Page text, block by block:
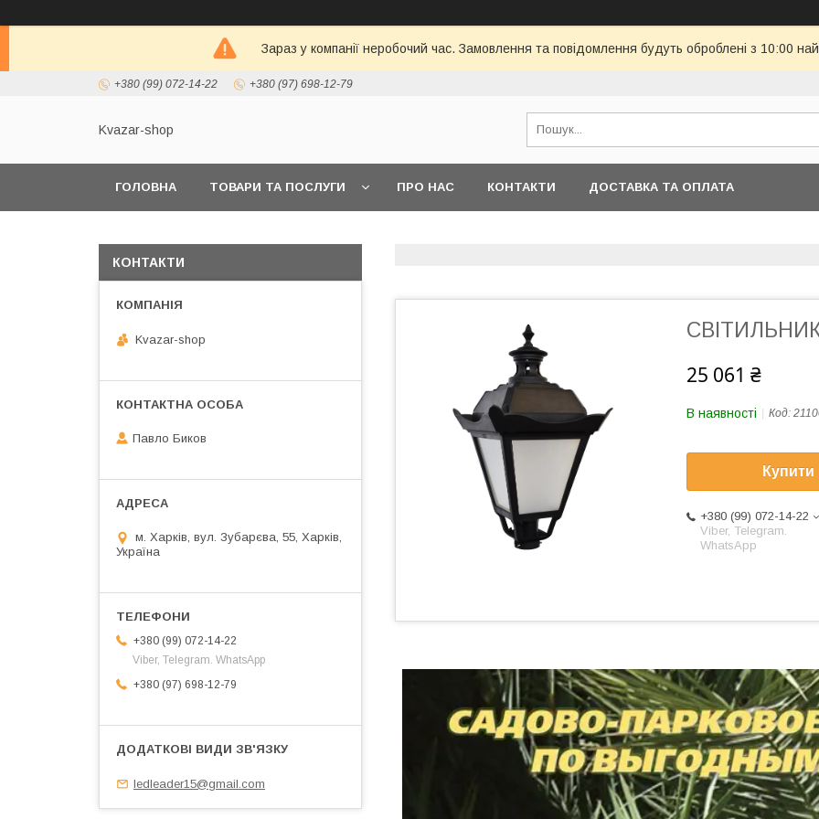
Зараз у компанії неробочий час. Замовлення та повідомлення будуть оброблені з 10:00
+380 (99) 072-14-22 +380 (97) 698-12-79
Kvazar-shop
ГОЛОВНА ТОВАРИ ТА ПОСЛУГИ ПРО НАС КОНТАКТИ ДОСТАВКА ТА ОПЛАТА
СВІТИЛЬНИК
25 061 ₴
В наявності Код:
Купити
+380 (99) 072-14-22
Viber, Telegram.
WhatsApp
КОНТАКТИ
Kvazar-shop
Павло Биков
м. Харків, вул. Зубарєва, 55, Харків,
Україна
+380 (99) 072-14-22
Viber, Telegram. WhatsApp
+380 (97) 698-12-79
ledleader15@gmail.com